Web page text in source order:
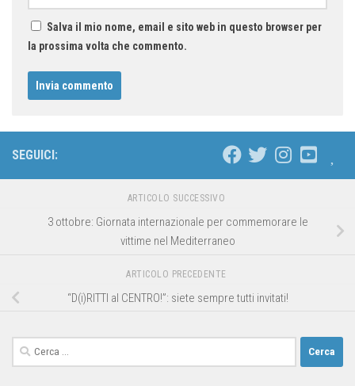
Salva il mio nome, email e sito web in questo browser per
la prossima volta che commento.
SEGUICI:
ARTICOLO SUCCESSIVO
3 ottobre: Giornata internazionale per commemorare le
vittime nel Mediterraneo
ARTICOLO PRECEDENTE
“D(i)RITTI al CENTRO!”: siete sempre tutti invitati!